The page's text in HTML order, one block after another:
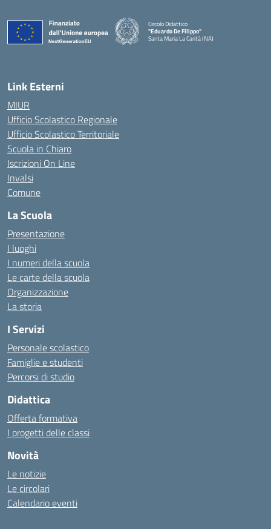
Circolo Didattico
"Eduardo De Filippo"
Santa Maria La Carità (NA)
Link Esterni
MIUR
Ufficio Scolastico Regionale
Ufficio Scolastico Territoriale
Scuola in Chiaro
Iscrizioni On Line
Invalsi
Comune
La Scuola
Presentazione
I luoghi
I numeri della scuola
Le carte della scuola
Organizzazione
La storia
I Servizi
Personale scolastico
Famiglie e studenti
Percorsi di studio
Didattica
Offerta formativa
I progetti delle classi
Novità
Le notizie
Le circolari
Calendario eventi